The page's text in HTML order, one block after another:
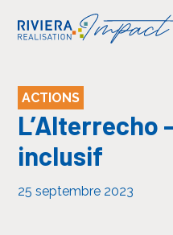
ACTIONS
L’Alterrecho
inclusif
25 septembre 2023